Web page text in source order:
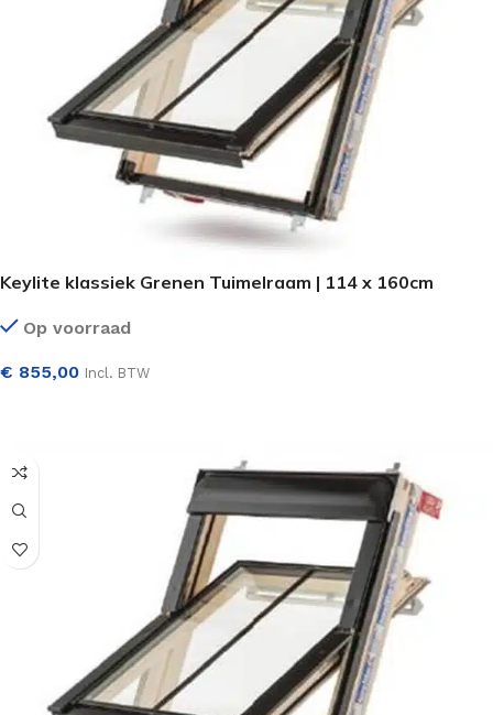
Keylite klassiek Grenen Tuimelraam | 114 x 160cm
Op voorraad
€ 855,00 Incl. BTW